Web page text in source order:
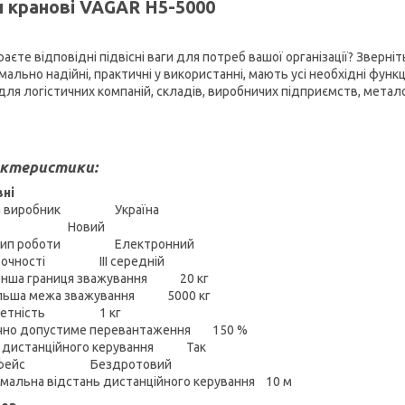
кранові VAGAR Н5-5000
відповідні підвісні ваги для потреб вашої організації?
надійні, практичні у використанні, мають усі необхідні
логістичних компаній, складів, виробничих підприємств,
виробник Україна
Новий
роботи Електронний
ІІІ середній
границя зважування 20 кг
межа зважування 5000 кг
1 кг
допустиме перевантаження 150 %
дистанційного керування Так
Бездротовий
відстань дистанційного керування 10 м